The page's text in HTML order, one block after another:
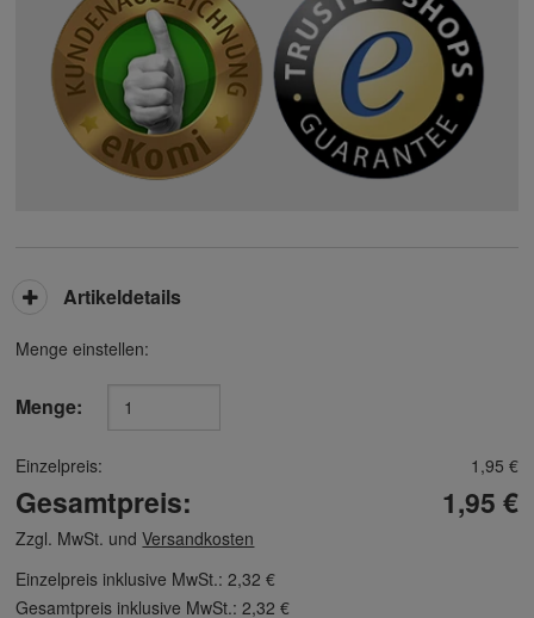
Menge einstellen:
Menge:
Einzelpreis: 1,95 €
Gesamtpreis: 1,95 €
Zzgl. MwSt. undVersandkosten
Einzelpreis inklusive MwSt.:2,32 €
Gesamtpreis inklusive MwSt.:2,32 €
Artikeldetails